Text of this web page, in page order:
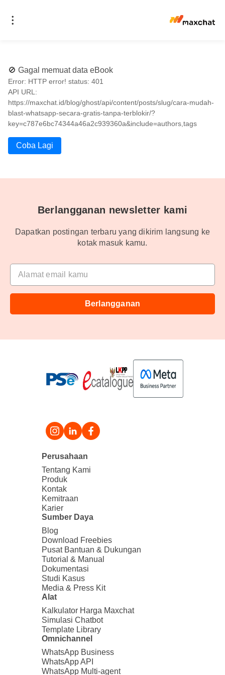
🚫 Gagal memuat data eBook
Error: HTTP error! status: 401
API URL:
https://maxchat.id/blog/ghost/api/content/posts/slug/cara-mudah-
blast-whatsapp-secara-gratis-tanpa-terblokir/?
key=c787e6bc74344a46a2c939360a&include=authors,tags
Coba Lagi
Berlangganan newsletter kami
Dapatkan postingan terbaru yang dikirim langsung ke
kotak masuk kamu.
Alamat email kamu
Berlangganan
Perusahaan
Tentang Kami
Produk
Kontak
Kemitraan
Karier
Sumber Daya
Blog
Download Freebies
Pusat Bantuan & Dukungan
Tutorial & Manual
Dokumentasi
Studi Kasus
Media & Press Kit
Alat
Kalkulator Harga Maxchat
Simulasi Chatbot
Template Library
Omnichannel
WhatsApp Business
WhatsApp API
WhatsApp Multi-agent